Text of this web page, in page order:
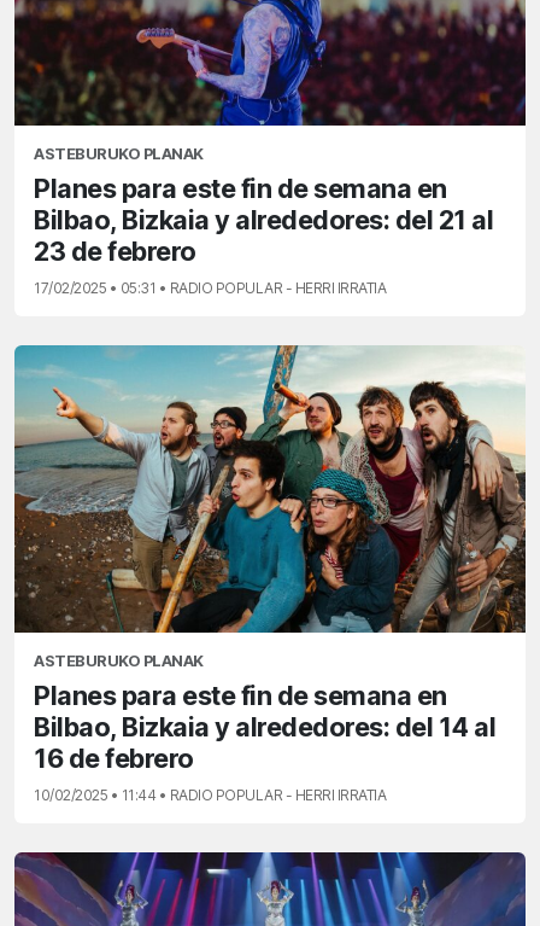
ASTEBURUKO PLANAK
Planes para este fin de semana en
Bilbao, Bizkaia y alrededores: del 21 al
23 de febrero
17/02/2025 • 05:31 • RADIO POPULAR - HERRI IRRATIA
ASTEBURUKO PLANAK
Planes para este fin de semana en
Bilbao, Bizkaia y alrededores: del 14 al
16 de febrero
10/02/2025 • 11:44 • RADIO POPULAR - HERRI IRRATIA